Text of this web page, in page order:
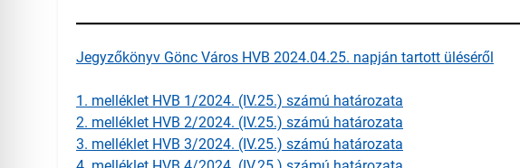
Jegyzőkönyv Gönc Város HVB 2024.04.25. napján tartott üléséről
1. melléklet HVB 1/2024. (IV.25.) számú határozata
2. melléklet HVB 2/2024. (IV.25.) számú határozata
3. melléklet HVB 3/2024. (IV.25.) számú határozata